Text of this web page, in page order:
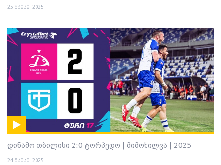
25 მაისი. 2025
დინამო თბილისი 2:0 ტორპედო | მიმოხილვა | 2025
24 მაისი. 2025